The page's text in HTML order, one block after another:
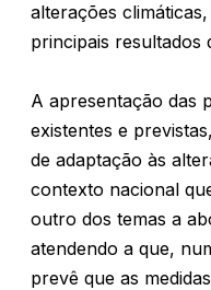
alterações
principais resultados
A apresentação das
existentes e
de adaptação às
contexto nacional
outro dos temas a
atendendo a que,
prevê que as